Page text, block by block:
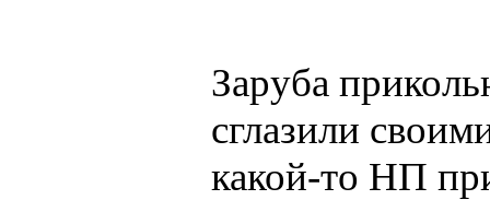
Заруба
сглазили
какой-то НП